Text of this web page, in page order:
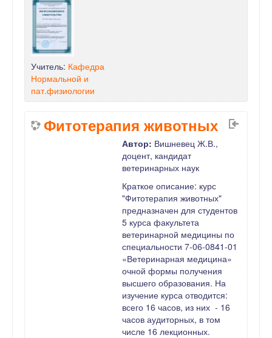
Учитель: Кафедра
Нормальной и
пат.физиологии
Фитотерапия животных
Автор: Вишневец Ж.В.,
доцент, кандидат
ветеринарных наук
Краткое описание: курс
"Фитотерапия животных"
предназначен для студентов
5 курса факультета
ветеринарной медицины по
специальности 7-06-0841-01
«Ветеринарная медицина»
очной формы получения
высшего образования. На
изучение курса отводится:
всего 16 часов, из них - 16
часов аудиторных, в том
числе 16 лекционных.